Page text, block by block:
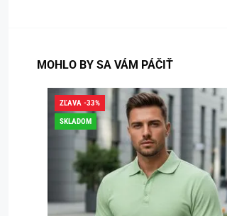
MOHLO BY SA VÁM PÁČIŤ
ZĽAVA -33%
SKLADOM